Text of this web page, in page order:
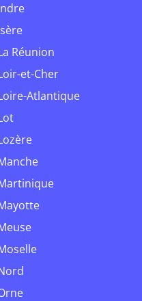
Indre
Isère
La Réunion
Loir-et-Cher
Loire-Atlantique
Lot
Lozère
Manche
Martinique
Mayotte
Meuse
Moselle
Nord
Orne